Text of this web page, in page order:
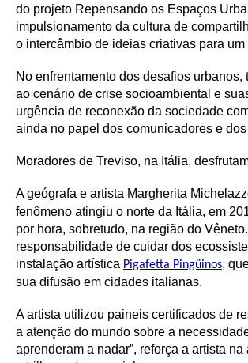
do projeto Repensando os Espaços
impulsionamento da cultura de
o intercâmbio de ideias criativas para
No enfrentamento dos desafios
ao cenário de crise socioambiental e
urgência de reconexão da sociedade
ainda no papel dos comunicadores e
Moradores de Treviso, na Itália,
A geógrafa e artista Margherita
fenômeno atingiu o norte da Itália, em
por hora, sobretudo, na região do
responsabilidade de cuidar dos
instalação artística Pigafetta Pingüinos,
sua difusão em cidades italianas.
A artista utilizou paineis certificados de
a atenção do mundo sobre a
aprenderam a nadar”, reforça a artista